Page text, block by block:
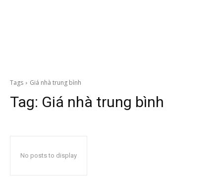
Tags Giá nhà trung bình
Tag: Giá nhà trung bình
No posts to display